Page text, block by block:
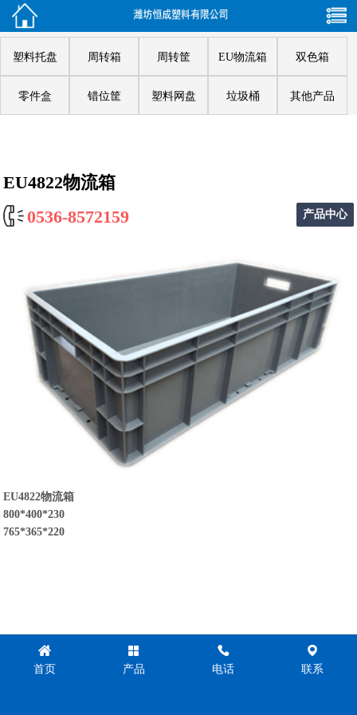
塑料托盘 周转箱 周转筐 EU物流箱 双色箱
零件盒 错位筐 塑料网盘 垃圾桶 其他产品
EU4822物流箱
0536-8572159
产品中心
EU4822物流箱
800*400*230
765*365*220
首页 产品 电话 联系